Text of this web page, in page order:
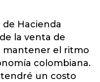
Hacienda
la venta de
mantener el ritmo
colombiana.
un costo